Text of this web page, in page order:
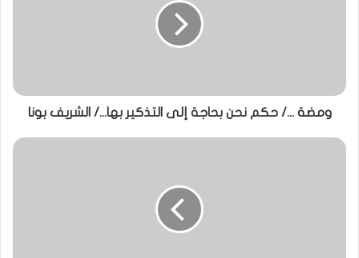
ومضة .../ حكم نحن بحاجة إلى التذكير بها.../ الشريف بونا